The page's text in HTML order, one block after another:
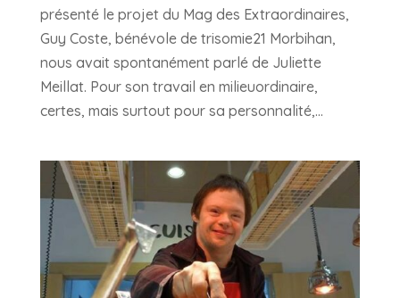
présenté le projet du Mag des Extraordinaires,
Guy Coste, bénévole de trisomie21 Morbihan,
nous avait spontanément parlé de Juliette
Meillat. Pour son travail en milieuordinaire,
certes, mais surtout pour sa personnalité,...